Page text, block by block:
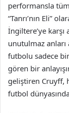
performansla tüm
“Tanrı’nın Eli”
İngiltere’ye
unutulmaz anları
futbolu sadece
gören bir
geliştiren Cruyff,
futbol